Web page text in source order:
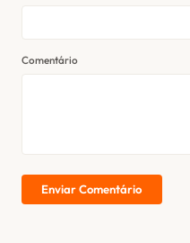
Comentário
Enviar Comentário